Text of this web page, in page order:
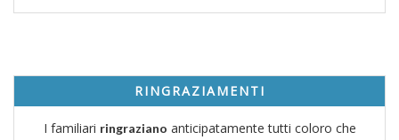
RINGRAZIAMENTI
I familiari ringraziano anticipatamente tutti coloro che